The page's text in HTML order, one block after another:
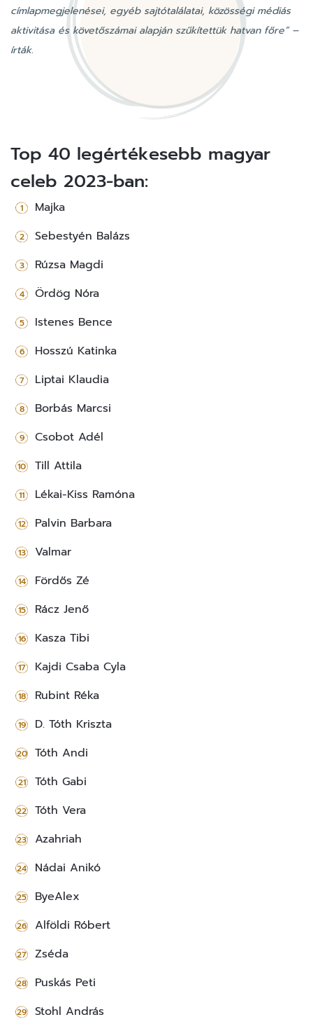
címlapmegjelenései, egyéb sajtótalálatai, közösségi médiás
aktivitása és követőszámai alapján szűkítettük hatvan főre” –
írták.
Top 40 legértékesebb magyar
celeb 2023-ban:
Majka
Sebestyén Balázs
Rúzsa Magdi
Ördög Nóra
Istenes Bence
Hosszú Katinka
Liptai Klaudia
Borbás Marcsi
Csobot Adél
Till Attila
Lékai-Kiss Ramóna
Palvin Barbara
Valmar
Fördős Zé
Rácz Jenő
Kasza Tibi
Kajdi Csaba Cyla
Rubint Réka
D. Tóth Kriszta
Tóth Andi
Tóth Gabi
Tóth Vera
Azahriah
Nádai Anikó
ByeAlex
Alföldi Róbert
Zséda
Puskás Peti
Stohl András